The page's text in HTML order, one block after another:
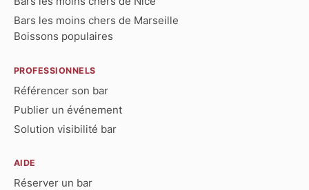
Bars les moins chers de Marseille
Boissons populaires
PROFESSIONNELS
Référencer son bar
Publier un événement
Solution visibilité bar
AIDE
Réserver un bar